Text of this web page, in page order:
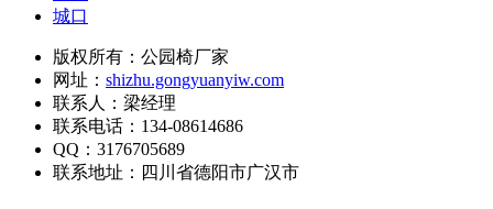
城口
版权所有：公园椅厂家
网址： shizhu.gongyuanyiw.com
联系人：梁经理
联系电话：134-08614686
QQ：3176705689
联系地址： 四川省德阳市广汉市